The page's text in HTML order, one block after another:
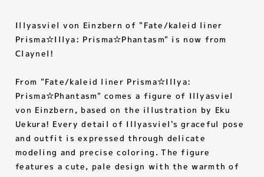
COMPANY
CONTACT
お問い合わせ
Illyasviel von Einzbern of "Fate/kaleid liner
Prisma☆Illya: Prisma☆Phantasm" is now from
Claynel!
From "Fate/kaleid liner Prisma☆Illya:
Prisma☆Phantasm" comes a figure of Illyasviel
von Einzbern, based on the illustration by Eku
Uekura! Every detail of Illyasviel's graceful pose
and outfit is expressed through delicate
modeling and precise coloring. The figure
features a cute, pale design with the warmth of